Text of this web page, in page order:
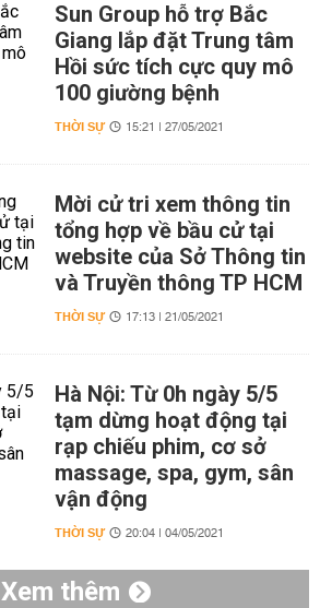
Sun Group hỗ trợ Bắc
Giang lắp đặt Trung tâm
Hồi sức tích cực quy mô
100 giường bệnh
THỜI SỰ 15:21 | 27/05/2021
Mời cử tri xem thông tin
tổng hợp về bầu cử tại
website của Sở Thông tin
và Truyền thông TP HCM
THỜI SỰ 17:13 | 21/05/2021
Hà Nội: Từ 0h ngày 5/5
tạm dừng hoạt động tại
rạp chiếu phim, cơ sở
massage, spa, gym, sân
vận động
THỜI SỰ 20:04 | 04/05/2021
Xem thêm